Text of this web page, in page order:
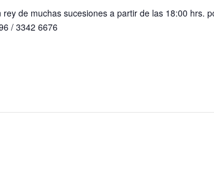
de muchas sucesiones a partir de las 18:00 hrs.
/ 3342 6676